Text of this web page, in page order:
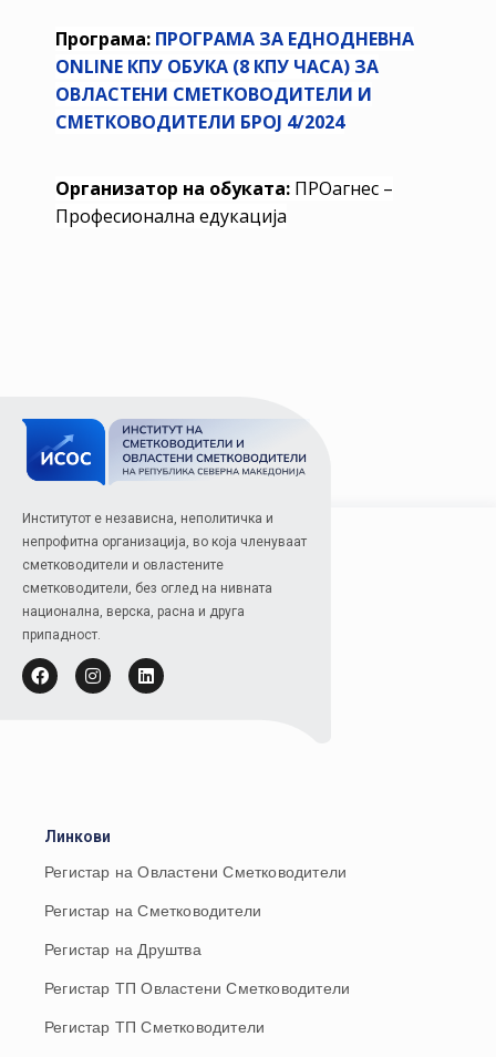
Програма: ПРОГРАМА ЗА ЕДНОДНЕВНA
ONLINE КПУ ОБУКА (8 КПУ ЧАСА) ЗА
ОВЛАСТЕНИ СМЕТКОВОДИТЕЛИ И
СМЕТКОВОДИТЕЛИ БРОЈ 4/2024
Организатор на обуката: ПРОагнес –
Професионална едукација
Институтот е независна, неполитичка и
непрофитна организација, во која членуваат
сметководители и овластените
сметководители, без оглед на нивната
национална, верска, расна и друга
припадност.
Линкови
Регистар на Овластени Сметководители
Регистар на Сметководители
Регистар на Друштва
Регистар ТП Овластени Сметководители
Регистар ТП Сметководители